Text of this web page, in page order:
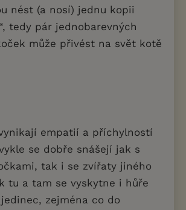
nést (a nosí) jednu kopii
tedy pár jednobarevných
může přivést na svět kotě
empatií a příchylností
se dobře snášejí jak s
tak i se zvířaty jiného
tu a tam se vyskytne i hůře
zejména co do